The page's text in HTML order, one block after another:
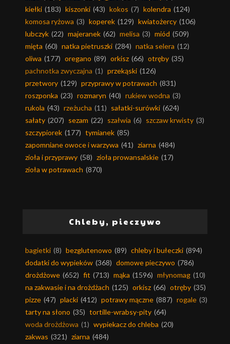
kiełki (183) kiszonki (43) kokos (7) kolendra (124)
komosa ryżowa (3) koperek (129) kwiatożercy (106)
lubczyk (22) majeranek (62) melisa (3) miód (509)
mięta (60) natka pietruszki (284) natka selera (12)
oliwa (177) oregano (89) orkisz (66) otręby (35)
pachnotka zwyczajna (1) przekąski (126)
przetwory (129) przyprawy w potrawach (831)
roszponka (23) rozmaryn (40) rukiew wodna (3)
rukola (43) rzeżucha (11) sałatki-surówki (624)
sałaty (207) sezam (22) szałwia (6) szczaw krwisty (3)
szczypiorek (177) tymianek (85)
zapomniane owoce i warzywa (41) ziarna (484)
zioła i przyprawy (58) zioła prowansalskie (17)
zioła w potrawach (870)
Chleby, pieczywo
bagietki (8) bezglutenowo (89) chleby i bułeczki (894)
dodatki do wypieków (368) domowe pieczywo (786)
drożdżowe (652) fit (713) mąka (1596) młynomag (10)
na zakwasie i na drożdżach (125) orkisz (66) otręby (35)
pizze (47) placki (412) potrawy mączne (887) rogale (3)
tarty na słono (35) tortille-wrabsy-pity (64)
woda drożdżowa (1) wypiekacz do chleba (20)
zakwas (321) ziarna (484)